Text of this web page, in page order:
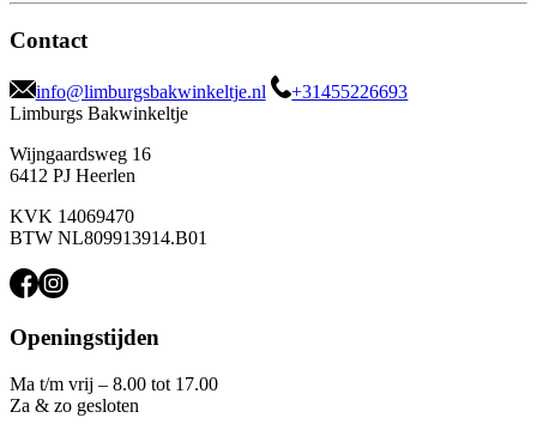
Contact
info@limburgsbakwinkeltje.nl
+31455226693
Limburgs Bakwinkeltje
Wijngaardsweg 16
6412 PJ Heerlen
KVK 14069470
BTW NL809913914.B01
Openingstijden
Ma t/m vrij – 8.00 tot 17.00
Za & zo gesloten